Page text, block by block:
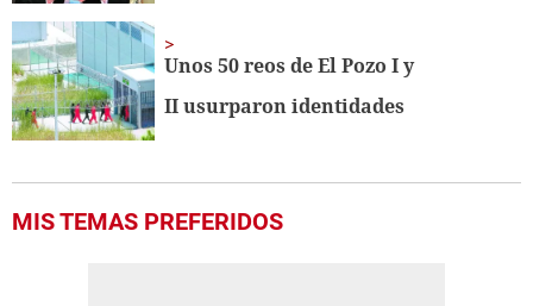
Unos 50 reos de El Pozo I y
II usurparon identidades
MIS TEMAS PREFERIDOS